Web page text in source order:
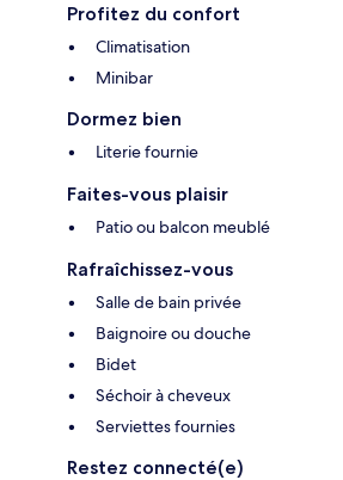
Profitez du confort
Climatisation
Minibar
Dormez bien
Literie fournie
Faites-vous plaisir
Patio ou balcon meublé
Rafraîchissez-vous
Salle de bain privée
Baignoire ou douche
Bidet
Séchoir à cheveux
Serviettes fournies
Restez connecté(e)